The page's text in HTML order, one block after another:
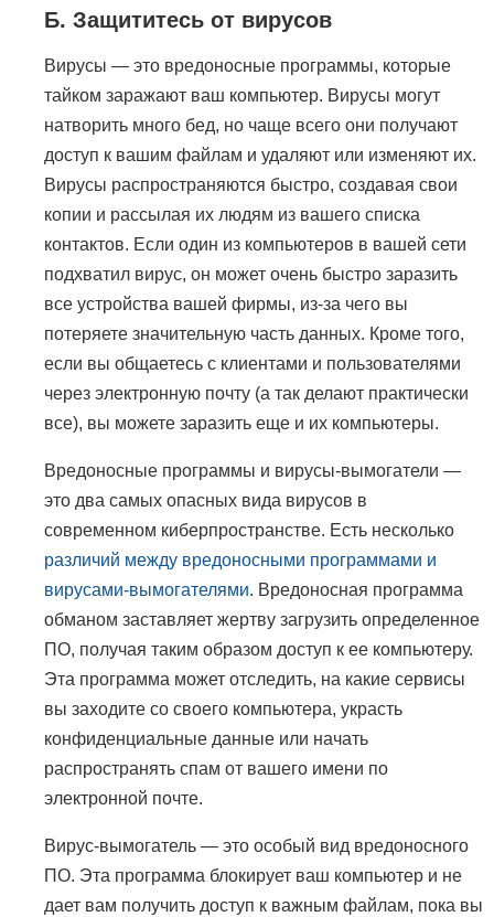
Б. Защититесь от вирусов
Вирусы — это вредоносные программы, которые
тайком заражают ваш компьютер. Вирусы могут
натворить много бед, но чаще всего они получают
доступ к вашим файлам и удаляют или изменяют их.
Вирусы распространяются быстро, создавая свои
копии и рассылая их людям из вашего списка
контактов. Если один из компьютеров в вашей сети
подхватил вирус, он может очень быстро заразить
все устройства вашей фирмы, из-за чего вы
потеряете значительную часть данных. Кроме того,
если вы общаетесь с клиентами и пользователями
через электронную почту (а так делают практически
все), вы можете заразить еще и их компьютеры.
Вредоносные программы и вирусы-вымогатели —
это два самых опасных вида вирусов в
современном киберпространстве. Есть несколько
различий между вредоносными программами и
вирусами-вымогателями. Вредоносная программа
обманом заставляет жертву загрузить определенное
ПО, получая таким образом доступ к ее компьютеру.
Эта программа может отследить, на какие сервисы
вы заходите со своего компьютера, украсть
конфиденциальные данные или начать
распространять спам от вашего имени по
электронной почте.
Вирус-вымогатель — это особый вид вредоносного
ПО. Эта программа блокирует ваш компьютер и не
дает вам получить доступ к важным файлам, пока вы